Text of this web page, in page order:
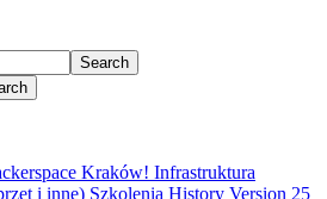
Search
Kraków! Infrastruktura
i inne) Szkolenia History Version 25